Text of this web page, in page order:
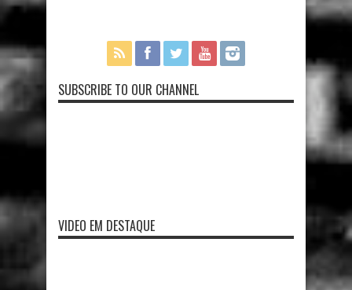
SUBSCRIBE TO OUR CHANNEL
VIDEO EM DESTAQUE